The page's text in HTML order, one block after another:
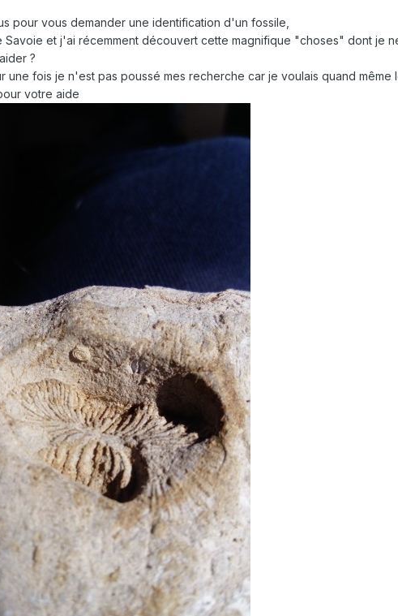
pour vous demander une identification d'un fossile,
Savoie et j'ai récemment découvert cette magnifique "choses" dont je
?
une fois je n'est pas poussé mes recherche car je voulais quand même
votre aide